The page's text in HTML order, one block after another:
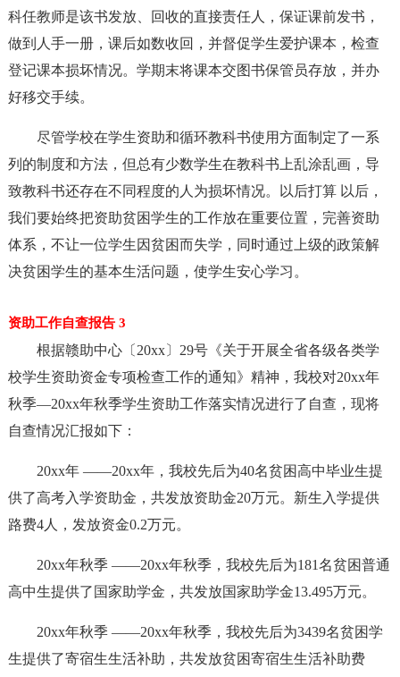
科任教师是该书发放、回收的直接责任人，保证课前发书，
做到人手一册，课后如数收回，并督促学生爱护课本，检查
登记课本损坏情况。学期末将课本交图书保管员存放，并办
好移交手续。
尽管学校在学生资助和循环教科书使用方面制定了一系
列的制度和方法，但总有少数学生在教科书上乱涂乱画，导
致教科书还存在不同程度的人为损坏情况。以后打算 以后，
我们要始终把资助贫困学生的工作放在重要位置，完善资助
体系，不让一位学生因贫困而失学，同时通过上级的政策解
决贫困学生的基本生活问题，使学生安心学习。
资助工作自查报告 3
根据赣助中心〔20xx〕29号《关于开展全省各级各类学
校学生资助资金专项检查工作的通知》精神，我校对20xx年
秋季―20xx年秋季学生资助工作落实情况进行了自查，现将
自查情况汇报如下：
20xx年 ——20xx年，我校先后为40名贫困高中毕业生提
供了高考入学资助金，共发放资助金20万元。新生入学提供
路费4人，发放资金0.2万元。
20xx年秋季 ——20xx年秋季，我校先后为181名贫困普通
高中生提供了国家助学金，共发放国家助学金13.495万元。
20xx年秋季 ——20xx年秋季，我校先后为3439名贫困学
生提供了寄宿生生活补助，共发放贫困寄宿生生活补助费